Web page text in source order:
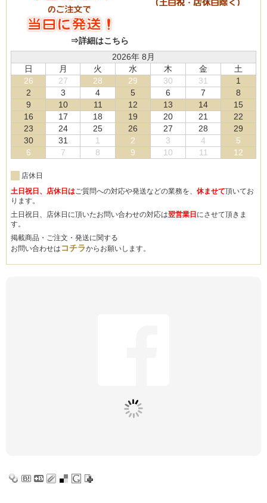
⇒詳細はこちら
2026年 8月
日
月 火 水 木 金
土
26
27 28 29 30 31
1
2
3 4 5 6 7
8
9
10 11 12 13 14
15
16
17 18 19 20 21
22
23
24 25 26 27 28
29
30
31 1 2 3 4
5
6
7 8 9 10 11 12
店休日
土日祝日、店休日はご質問への対応や発送などの業務を、 休ませて頂いてお
ります。
土日祝日、店休日に頂いたお問い合わせの対応は翌営業日 にさせて頂きま
す。
掲載商品・ご注文・発送に関する
お問い合わせは コチラからお願いします。